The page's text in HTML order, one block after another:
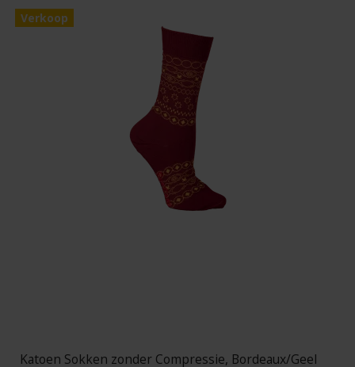
Verkoop
Katoen Sokken zonder Compressie, Bordeaux/Geel